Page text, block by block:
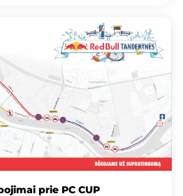
prie PC CUP